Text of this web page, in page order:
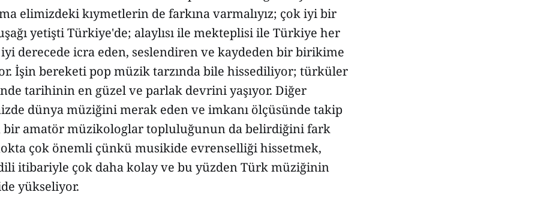
elimizdeki kıymetlerin de farkına varmalıyız; çok iyi bir
yetişti Türkiye'de; alaylısı ile mekteplisi ile Türkiye her
derecede icra eden, seslendiren ve kaydeden bir birikime
İşin bereketi pop müzik tarzında bile hissediliyor; türküler
tarihinin en güzel ve parlak devrini yaşıyor. Diğer
dünya müziğini merak eden ve imkanı ölçüsünde takip
bir amatör müzikologlar topluluğunun da belirdiğini fark
çok önemli çünkü musikide evrenselliği hissetmek,
itibariyle çok daha kolay ve bu yüzden Türk müziğinin
yükseliyor.